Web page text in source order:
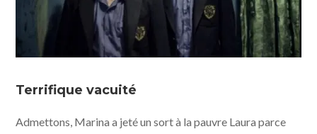
Terrifique vacuité
Admettons, Marina a jeté un sort à la pauvre Laura parce